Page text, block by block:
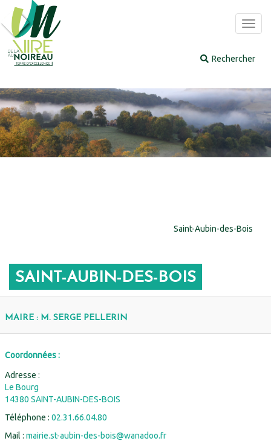
Saint-Aubin-des-Bois
SAINT-AUBIN-DES-BOIS
MAIRE : M. SERGE PELLERIN
Coordonnées :
Adresse :
Le Bourg
14380 SAINT-AUBIN-DES-BOIS
Téléphone : 02.31.66.04.80
Mail : mairie.st-aubin-des-bois@wanadoo.fr
Panneau de gestion des cookies